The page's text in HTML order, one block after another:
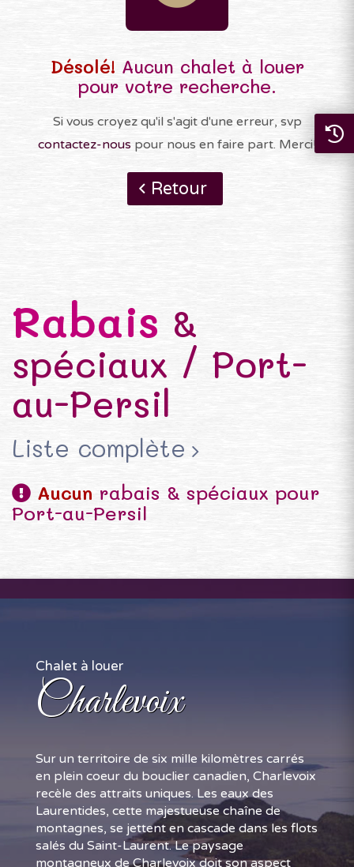
Désolé! Aucun chalet à louer
pour votre recherche.
Si vous croyez qu'il s'agit d'une erreur, svp
contactez-nous pour nous en faire part. Merci!
Retour
Rabais &
spéciaux / Port-
au-Persil
Liste complète
Aucun rabais & spéciaux pour
Port-au-Persil
Chalet à louer
Charlevoix
Sur un territoire de six mille kilomètres carrés
en plein coeur du bouclier canadien, Charlevoix
recèle des attraits uniques. Les eaux des
Laurentides, cette majestueuse chaîne de
montagnes, se jettent en cascade dans les flots
salés du Saint-Laurent. Le paysage
montagneux de Charlevoix doit son aspect